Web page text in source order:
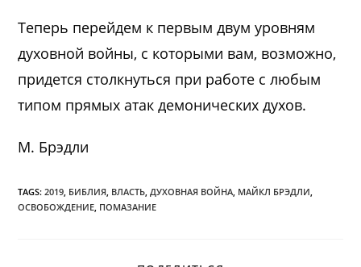
Теперь перейдем к первым двум уровням
духовной войны, с которыми вам, возможно,
придется столкнуться при работе с любым
типом прямых атак демонических духов.
М. Брэдли
TAGS:2019, БИБЛИЯ, ВЛАСТЬ, ДУХОВНАЯ ВОЙНА, МАЙКЛ БРЭДЛИ,
ОСВОБОЖДЕНИЕ, ПОМАЗАНИЕ